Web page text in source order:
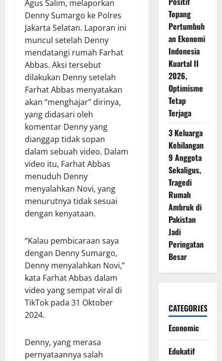
Agus Salim, melaporkan
Denny Sumargo ke Polres
Jakarta Selatan. Laporan ini
muncul setelah Denny
mendatangi rumah Farhat
Abbas. Aksi tersebut
dilakukan Denny setelah
Farhat Abbas menyatakan
akan “menghajar” dirinya,
yang didasari oleh
komentar Denny yang
dianggap tidak sopan
dalam sebuah video. Dalam
video itu, Farhat Abbas
menuduh Denny
menyalahkan Novi, yang
menurutnya tidak sesuai
dengan kenyataan.
“Kalau pembicaraan saya
dengan Denny Sumargo,
Denny menyalahkan Novi,”
kata Farhat Abbas dalam
video yang sempat viral di
TikTok pada 31 Oktober
2024.
Denny, yang merasa
pernyataannya salah
Topang
Pertumbuh
an Ekonomi
Indonesia
Kuartal II
2026,
Optimisme
Tetap
Terjaga
3 Keluarga
Kehilangan
9 Anggota
Sekaligus,
Tragedi
Rumah
Ambruk di
Pakistan
Jadi
Peringatan
Besar
CATEGORIES
Economic
Edukatif